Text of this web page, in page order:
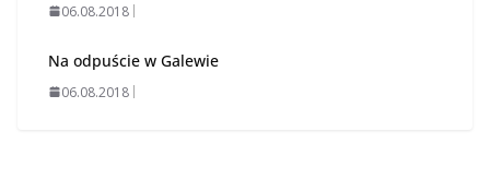
06.08.2018
Na odpuście w Galewie
06.08.2018